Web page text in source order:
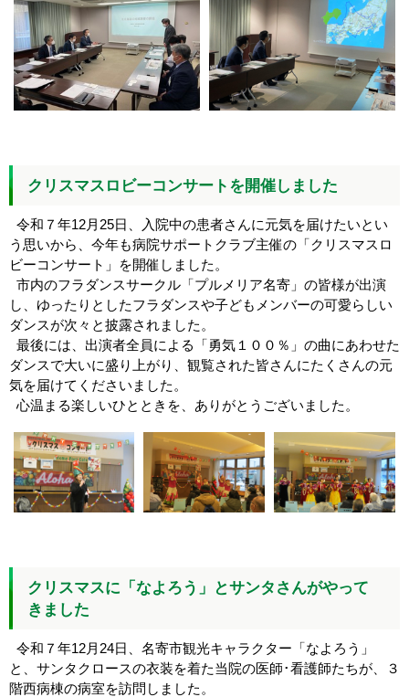
クリスマスロビーコンサートを開催しました
令和７年12月25日、入院中の患者さんに元気を届けたいとい
う思いから、今年も病院サポートクラブ主催の「クリスマスロ
ビーコンサート」を開催しました。
市内のフラダンスサークル「プルメリア名寄」の皆様が出演
し、ゆったりとしたフラダンスや子どもメンバーの可愛らしい
ダンスが次々と披露されました。
最後には、出演者全員による「勇気１００％」の曲にあわせた
ダンスで大いに盛り上がり、観覧された皆さんにたくさんの元
気を届けてくださいました。
心温まる楽しいひとときを、ありがとうございました。
クリスマスに「なよろう」とサンタさんがやって
きました
令和７年12月24日、名寄市観光キャラクター「なよろう」
と、サンタクロースの衣装を着た当院の医師･看護師たちが、３
階西病棟の病室を訪問しました。